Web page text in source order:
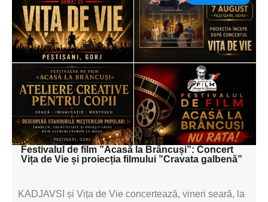
Adaugă aici textul pentru
subtitluAdaugă aici
textul pentru
subtitluAdaugă aici
textul pentru
subtitluAdaugă aici
textul pentru subti
Festivalul de film ”Acasă la Brâncuși”: Concert
Vița de Vie și proiecția filmului ”Cravata galbenă”
KADJAVSI și Vița de Vie concertează, vineri seară, la